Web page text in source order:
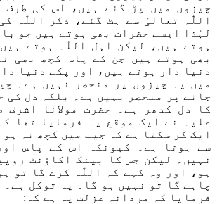
چیزوں میں پڑ گئے ہیں، اس کی طرف
اللّٰہ
تعالیٰ سے ہٹ گئے، ذکر اللّٰہ
لہٰذا
ایسے حضرات بھی ہوتے ہیں جو
ہوتے ہیں، لیکن اہل
اللّٰہ ہوتے ہیں
بھی ہوتے ہیں جن کے پاس کچھ بھی
دنیا دار ہوتے ہیں، اور پکے دنیا
میں یہ چیزوں پر من حصر
نہیں ہے۔
جانے پر منحصر نہیں ہے۔ بلکہ دل کی
کا دل کدھر ہے۔ حضرت مولانا اشرف
علیہ
نے ایک موقع پہ فرمایا تھا
ایک کر سکتا ہے کہ
جیب میں کچھ نہ ہو
سے ہوتا ہے
کیونکہ اس کے پاس
نہیں۔ لیکن جس کا بینک اکاؤنٹ
ہو ، اور وہ کہے کہ اللّٰہ
کرے گا تو
چاہے گا تو نہیں ہو گا۔ یہ توکل ہے
فرمایا کہ مردانہ عزلت یہ
ہے کہ: